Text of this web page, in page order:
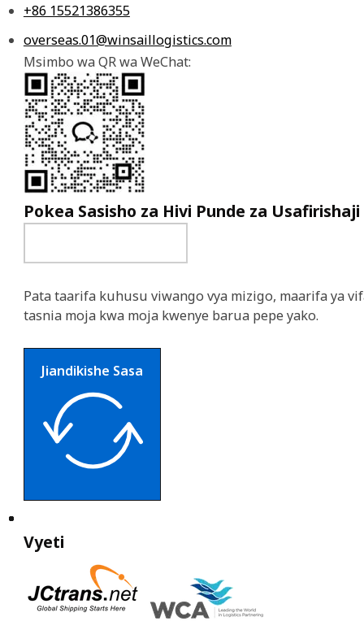
+86 15521386355
overseas.01@winsaillogistics.com
Msimbo wa QR wa WeChat:
Pokea Sasisho za Hivi Punde za Usafirishaji
Pata taarifa kuhusu viwango vya mizigo, maarifa ya
tasnia moja kwa moja kwenye barua pepe yako.
Jiandikishe Sasa
Vyeti